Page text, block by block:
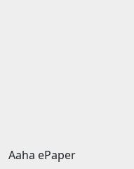
Aaha ePaper